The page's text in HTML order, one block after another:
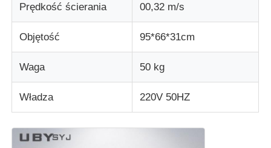
maszyna do testowania tkanin
Kontroler temperatury i wilgotności
Badanie twardości
Prędkość ścierania 00,32 m/s
Objętość 95*66*31cm
Waga 50 kg
Władza 220V 50HZ